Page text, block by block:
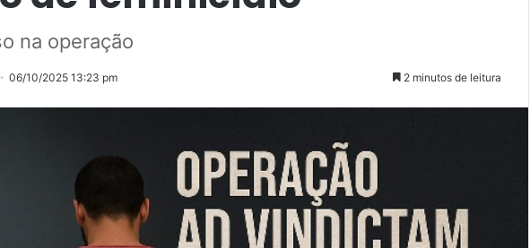
na operação
06/10/2025 13:23 pm 2 minutos de leitura